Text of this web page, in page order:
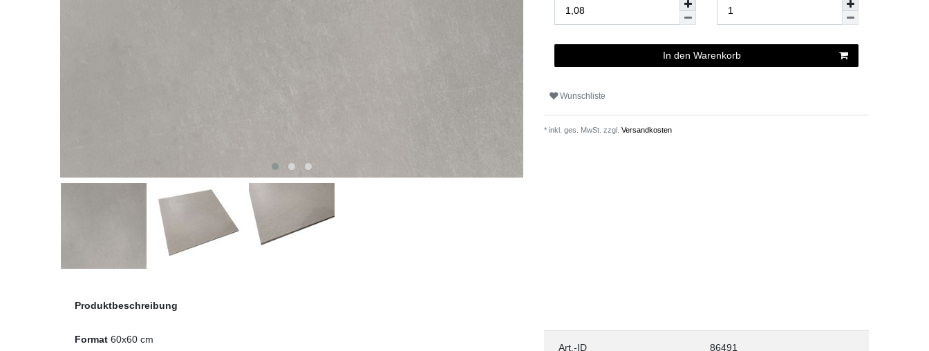
In den Warenkorb
Wunschliste
* inkl. ges. MwSt. zzgl. Versandkosten
Produktbeschreibung
Format 60x60 cm
Art.-ID 86491